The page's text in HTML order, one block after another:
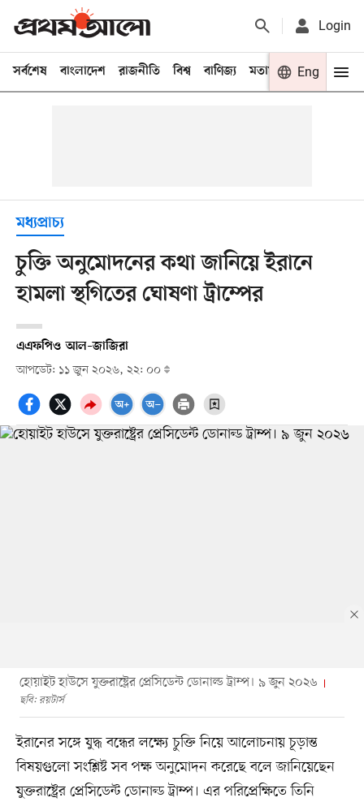
Login
সর্বশেষ বাংলাদেশ রাজনীতি বিশ্ব বাণিজ্য মতামত খেলা
Eng
মধ্যপ্রাচ্য
চুক্তি অনুমোদনের কথা জানিয়ে ইরানে
হামলা স্থগিতের ঘোষণা ট্রাম্পের
এএফপিও আল–জাজিরা
আপডেট: ১১ জুন ২০২৬, ২২: ০০
হোয়াইট হাউসে যুক্তরাষ্ট্রের প্রেসিডেন্ট ডোনাল্ড ট্রাম্প। ৯ জুন ২০২৬
ছবি: রয়টার্স
ইরানের সঙ্গে যুদ্ধ বন্ধের লক্ষ্যে চুক্তি নিয়ে আলোচনায় চূড়ান্ত
বিষয়গুলো সংশ্লিষ্ট সব পক্ষ অনুমোদন করেছে বলে জানিয়েছেন
যুক্তরাষ্ট্রের প্রেসিডেন্ট ডোনাল্ড ট্রাম্প। এর পরিপ্রেক্ষিতে তিনি